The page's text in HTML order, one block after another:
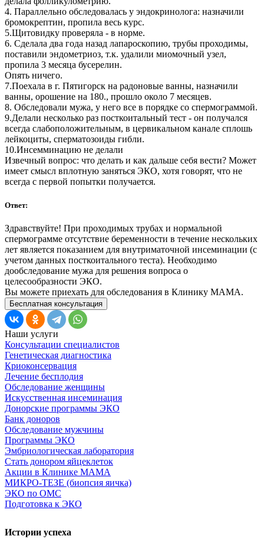
4. Параллельно обследовалась у эндокринолога: назначили
бромокрептин, пропила весь курс.
5.Щитовидку проверяла - в норме.
6. Сделала два года назад лапароскопию, трубы проходимы,
поставили эндометриоз, т.к. удалили миомочный узел,
пропила 3 месяца бусерелин.
Опять ничего.
7.Поехала в г. Пятигорск на радоновые ванны, назначили
ванны, орошение на 180., прошло около 7 месяцев.
8. Обследовали мужа, у него все в порядке со спермограммой.
9.Делали несколько раз посткоитальный тест - он получался
всегда слабоположительным, в цервикальном канале сплошь
лейкоциты, сперматозоиды гибли.
10.Инсемминацию не делали
Извечный вопрос: что делать и как дальше себя вести? Может
имеет смысл вплотную заняться ЭКО, хотя говорят, что не
всегда с первой попытки получается.
Ответ:
Здравствуйте! При проходимых трубах и нормальной
спермограмме отсутствие беременности в течение нескольких
лет является показанием для внутриматочной инсеминации (с
учетом данных посткоитального теста). Необходимо
дообследование мужа для решения вопроса о
целесообразности ЭКО.
Вы можете приехать для обследования в Клинику МАМА.
Бесплатная консультация
Наши услуги
Консультации специалистов
Генетическая диагностика
Криоконсервация
Лечение бесплодия
Обследование женщины
Искусственная инсеминация
Донорские программы ЭКО
Банк доноров
Обследование мужчины
Программы ЭКО
Эмбриологическая лаборатория
Стать донором яйцеклеток
Акции в Клинике МАМА
МИКРО-ТЕЗЕ (биопсия яичка)
ЭКО по ОМС
Подготовка к ЭКО
Истории успеха